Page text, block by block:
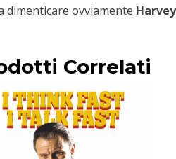
dimenticare ovviamente
Correlati